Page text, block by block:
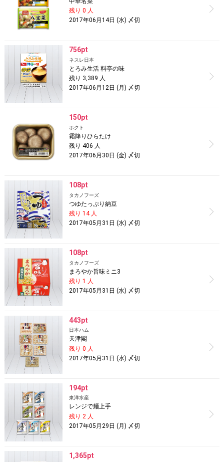
残り 0 人
2017年06月14日 (水) 〆切
756pt
ネスレ日本
とろみ生活 料亭の味
残り 3,389 人
2017年06月12日 (月) 〆切
150pt
ホクト
霜降りひらたけ
残り 406 人
2017年06月30日 (金) 〆切
108pt
タカノフーズ
つゆたっぷり納豆
残り 14 人
2017年05月31日 (水) 〆切
108pt
タカノフーズ
まろやか旨味ミニ3
残り 1 人
2017年05月31日 (水) 〆切
443pt
日本ハム
天津閣
残り 0 人
2017年05月31日 (水) 〆切
194pt
東洋水産
レンジで麺上手
残り 2 人
2017年05月29日 (月) 〆切
1,365pt